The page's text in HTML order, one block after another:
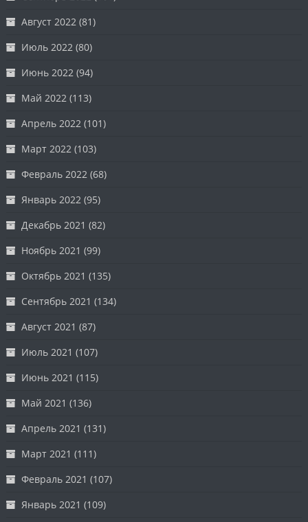
Август 2022 (81)
Июль 2022 (80)
Июнь 2022 (94)
Май 2022 (113)
Апрель 2022 (101)
Март 2022 (103)
Февраль 2022 (68)
Январь 2022 (95)
Декабрь 2021 (82)
Ноябрь 2021 (99)
Октябрь 2021 (135)
Сентябрь 2021 (134)
Август 2021 (87)
Июль 2021 (107)
Июнь 2021 (115)
Май 2021 (136)
Апрель 2021 (131)
Март 2021 (111)
Февраль 2021 (107)
Январь 2021 (109)